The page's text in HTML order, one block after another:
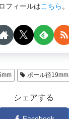
フィールはこちら。
ポール径19mm
シェアする